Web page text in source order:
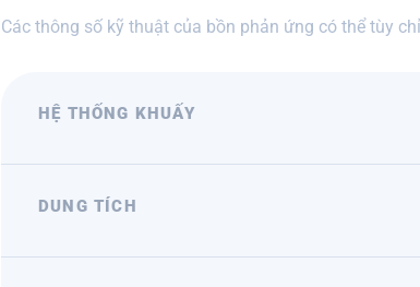
Các thông số kỹ thuật của bồn phản ứng có thể tùy
HỆ THỐNG KHUẤY
DUNG TÍCH